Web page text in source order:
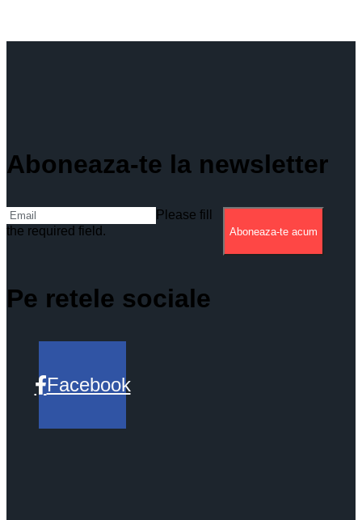
Aboneaza-te la newsletter
Please fill
the required field.
Aboneaza-te acum
Pe retele sociale
Facebook